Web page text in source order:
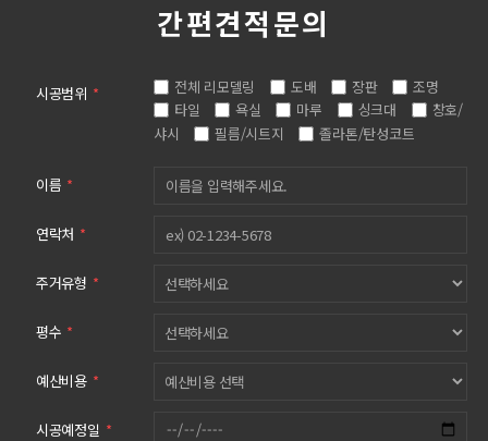
간편견적문의
시공범위 * 전체 리모델링 도배 장판
조명
타일
욕실 마루 싱크대
창호/
샤시
필름/시트지 졸라톤/탄성코트
이름 *
연락처 *
주거유형 *
평수 *
예산비용 *
시공예정일 *